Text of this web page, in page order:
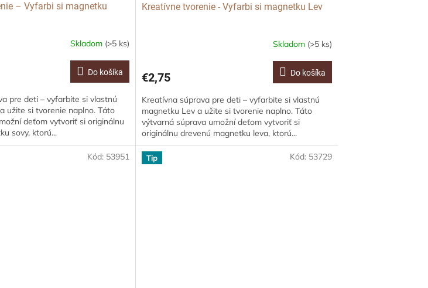
– Vyfarbi si magnetku
Skladom (>5 ks)
Do košíka
pre deti – vyfarbite si vlastnú
užite si tvorenie naplno. Táto
deťom vytvoriť si originálnu
sovy, ktorú...
Kreatívne tvorenie - Vyfarbi si magnetku Lev
Skladom (>5 ks)
€2,75 Do košíka
Kreatívna súprava pre deti – vyfarbite si vlastnú
magnetku Lev a užite si tvorenie naplno. Táto
výtvarná súprava umožní deťom vytvoriť si
originálnu drevenú magnetku leva, ktorú...
Kód: 53951 Tip Kód: 53729